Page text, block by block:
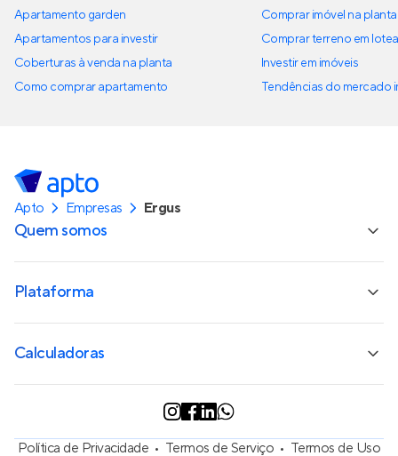
Apartamento garden
Apartamentos para investir
Coberturas à venda na planta
Como comprar apartamento
Comprar imóvel na planta
Comprar terreno em
Investir em imóveis
Tendências do mercado
Apto Empresas Ergus
Quem somos
Plataforma
Calculadoras
Política de Privacidade Termos de Serviço Termos de Uso